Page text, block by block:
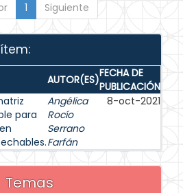
1 Siguiente
AUTOR(ES)FECHA DE
PUBLICACIÓN
para
Angélica
Rocío
Serrano
Farfán
8-oct-2021
Temas